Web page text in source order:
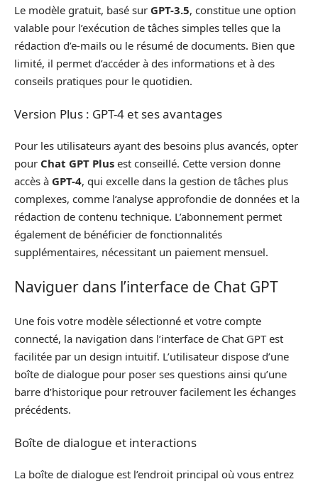
Le modèle gratuit, basé sur GPT-3.5, constitue une option
valable pour l’exécution de tâches simples telles que la
rédaction d’e-mails ou le résumé de documents. Bien que
limité, il permet d’accéder à des informations et à des
conseils pratiques pour le quotidien.
Version Plus : GPT-4 et ses avantages
Pour les utilisateurs ayant des besoins plus avancés, opter
pour Chat GPT Plus est conseillé. Cette version donne
accès à GPT-4, qui excelle dans la gestion de tâches plus
complexes, comme l’analyse approfondie de données et la
rédaction de contenu technique. L’abonnement permet
également de bénéficier de fonctionnalités
supplémentaires, nécessitant un paiement mensuel.
Naviguer dans l’interface de Chat GPT
Une fois votre modèle sélectionné et votre compte
connecté, la navigation dans l’interface de Chat GPT est
facilitée par un design intuitif. L’utilisateur dispose d’une
boîte de dialogue pour poser ses questions ainsi qu’une
barre d’historique pour retrouver facilement les échanges
précédents.
Boîte de dialogue et interactions
La boîte de dialogue est l’endroit principal où vous entrez